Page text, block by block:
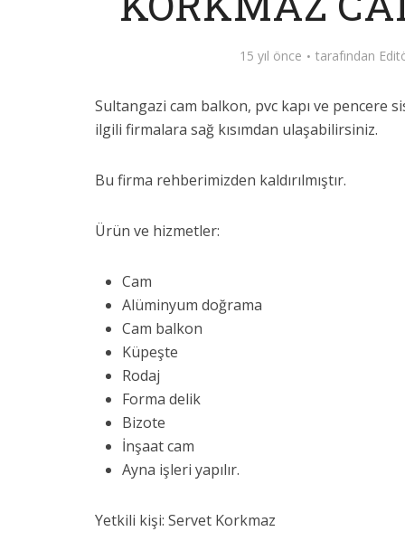
15 yıl önce tarafından
Sultangazi cam balkon, pvc kapı ve pencere
ilgili firmalara sağ kısımdan ulaşabilirsiniz.
Bu firma rehberimizden kaldırılmıştır.
Ürün ve hizmetler:
Cam
Alüminyum doğrama
Cam balkon
Küpeşte
Rodaj
Forma delik
Bizote
İnşaat cam
Ayna işleri yapılır.
Yetkili kişi: Servet Korkmaz